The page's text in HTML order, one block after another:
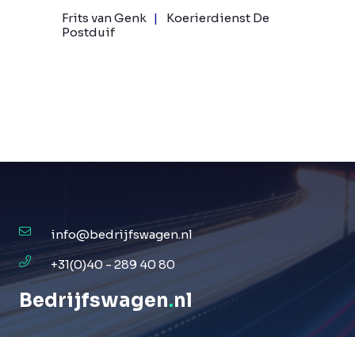
Frits van Genk
Koerierdienst De
Postduif
info@bedrijfswagen.nl
+31(0)40 - 289 40 80
Bedrijfswagen.nl